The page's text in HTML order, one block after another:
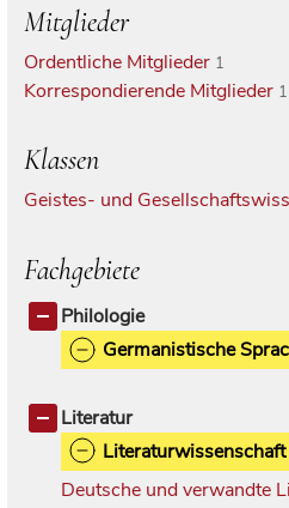
Mitglieder
Ordentliche Mitglieder 1
Korrespondierende Mitglieder 1
Klassen
Geistes- und
Fachgebiete
Philologie
Germanistische
Literatur
Deutsche und verwandte